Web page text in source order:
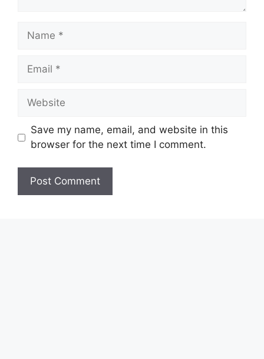
Name
Email
Website
Save my name, email, and website in this
browser for the next time I comment.